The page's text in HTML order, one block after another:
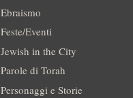
Ebraismo
Feste/Eventi
Jewish in the City
Parole di Torah
Personaggi e Storie